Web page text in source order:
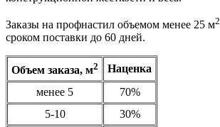
Заказы на профнастил объемом менее 25 м2
сроком поставки до 60 дней.
Объем заказа, м2
Наценка
менее 5
70%
5-10
30%